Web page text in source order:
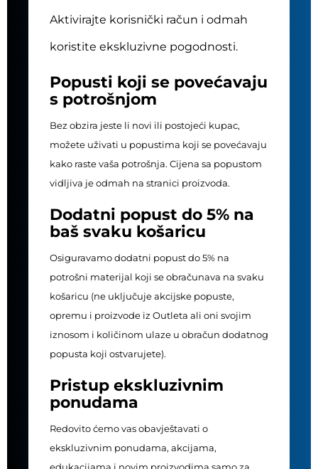
Aktivirajte korisnički račun i odmah
koristite ekskluzivne pogodnosti.
Popusti koji se povećavaju
s potrošnjom
Bez obzira jeste li novi ili postojeći kupac,
možete uživati u popustima koji se povećavaju
kako raste vaša potrošnja. Cijena sa popustom
vidljiva je odmah na stranici proizvoda.
Dodatni popust do 5% na
baš svaku košaricu
Osiguravamo dodatni popust do 5% na
potrošni materijal koji se obračunava na svaku
košaricu (ne uključuje akcijske popuste,
opremu i proizvode iz Outleta ali oni svojim
iznosom i količinom ulaze u obračun dodatnog
popusta koji ostvarujete).
Pristup ekskluzivnim
ponudama
Redovito ćemo vas obavještavati o
ekskluzivnim ponudama, akcijama,